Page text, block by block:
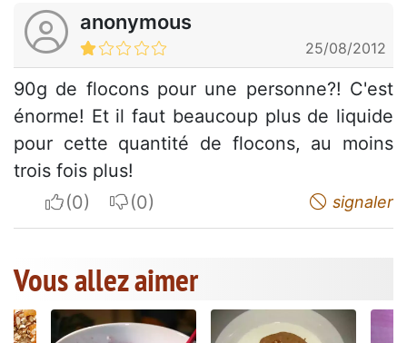
anonymous
25/08/2012
90g de flocons pour une personne?! C'est
énorme! Et il faut beaucoup plus de liquide
pour cette quantité de flocons, au moins
trois fois plus!
I apreciateI do not appreciate signaler
Vous allez aimer